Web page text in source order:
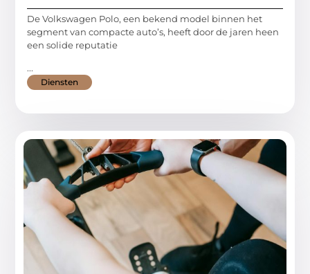
De Volkswagen Polo, een bekend model binnen het
segment van compacte auto’s, heeft door de jaren heen
een solide reputatie
...
Diensten